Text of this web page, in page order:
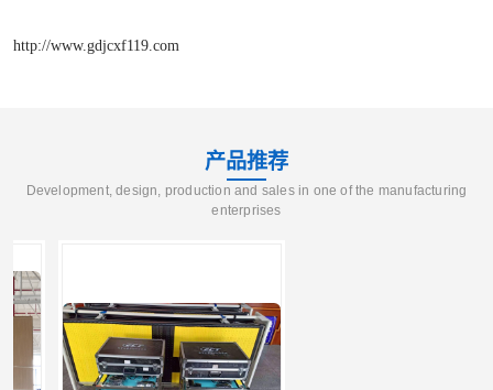
http://www.gdjcxf119.com
产品推荐
Development, design, production and sales in one of the manufacturing
enterprises